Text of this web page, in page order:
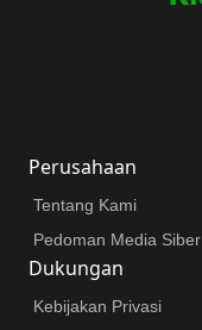
Perusahaan
Tentang Kami
Pedoman Media Siber
Dukungan
Kebijakan Privasi